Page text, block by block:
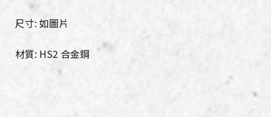
尺寸: 如圖片
材質: HS2 合金鋼